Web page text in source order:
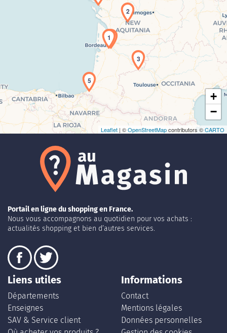
Chargement de la carte en cours...
1
2
3
5
+
−
Leaflet | ©OpenStreetMapcontributors ©CARTO
Portail en ligne du shopping en France.
Nous vous accompagnons au quotidien pour vos achats :
actualités shopping et bien d’autres services.
Liens utiles
Départements
Enseignes
SAV & Service client
Informations
Contact
Mentions légales
Données personnelles